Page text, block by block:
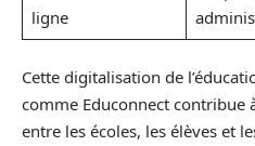
ligne
Cette digitalisation de
comme Educonnect contribue
entre les écoles, les élèves et